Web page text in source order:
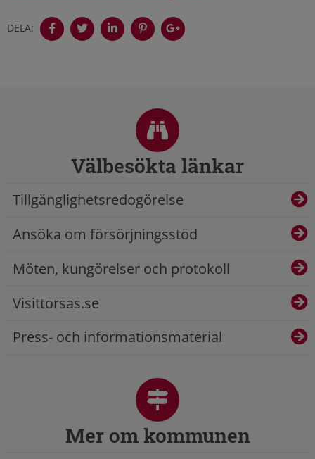
DELA:
Välbesökta länkar
Tillgänglighetsredogörelse
Ansöka om försörjningsstöd
Möten, kungörelser och protokoll
Visittorsas.se
Press- och informationsmaterial
Mer om kommunen